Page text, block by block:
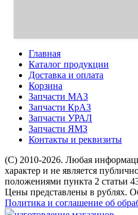
Главная
Каталог продукции
Доставка и оплата
Корзина
Запчасти МАЗ
Запчасти КрАЗ
Запчасти УРАЛ
Запчасти ЯМЗ
Контакты и реквизиты
(C) 2010-2026. Любая
характер и не является
положениями пункта 2 статьи
Цены представлены в рублях.
Политика и соглашение об